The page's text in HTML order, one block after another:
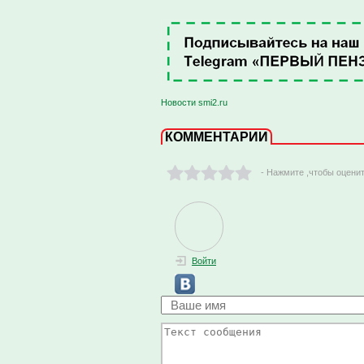
Новости smi2.ru
КОММЕНТАРИИ
- Нажмите ,чтобы
Войти